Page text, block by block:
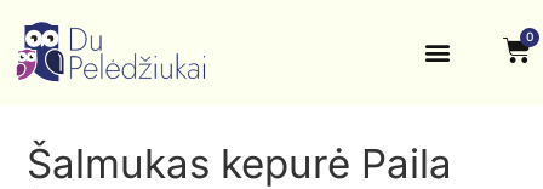
0
Šalmukas kepurė Paila